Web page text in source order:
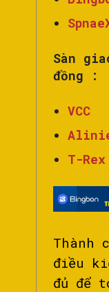
Sàn
đồng :
VCC
T-Rex
Thành
điều
đủ để